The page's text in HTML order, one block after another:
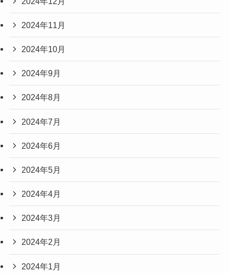
2024年11月
2024年10月
2024年9月
2024年8月
2024年7月
2024年6月
2024年5月
2024年4月
2024年3月
2024年2月
2024年1月